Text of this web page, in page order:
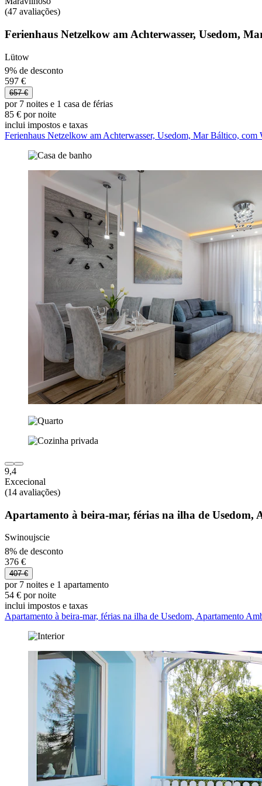
(47 avaliações)
Ferienhaus Netzelkow am Achterwasser, Usedom,
Lütow
9% de desconto
597 €
657 €
por 7 noites e 1 casa de férias
85 € por noite
inclui impostos e taxas
Ferienhaus Netzelkow am Achterwasser, Usedom, Mar Báltico, com
9,4
Excecional
(14 avaliações)
Apartamento à beira-mar, férias na ilha de
Swinoujscie
8% de desconto
376 €
407 €
por 7 noites e 1 apartamento
54 € por noite
inclui impostos e taxas
Apartamento à beira-mar, férias na ilha de Usedom, Apartamento